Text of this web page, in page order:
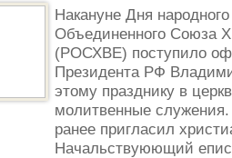
Накануне Дня
Объединенного Союза
(РОСХВЕ) поступило
Президента РФ
этому празднику в
молитвенные
ранее пригласил
Начальствуюющий